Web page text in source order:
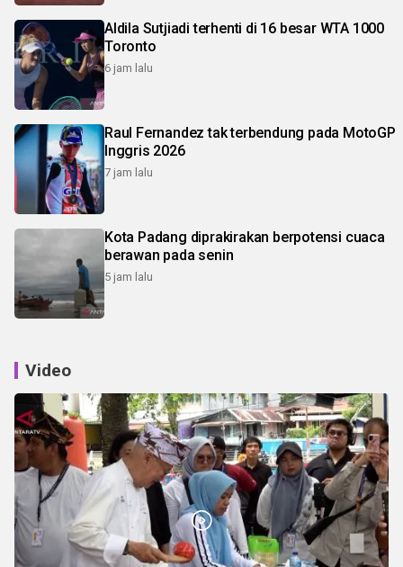
Aldila Sutjiadi terhenti di 16 besar WTA 1000
Toronto
6 jam lalu
Raul Fernandez tak terbendung pada MotoGP
Inggris 2026
7 jam lalu
Kota Padang diprakirakan berpotensi cuaca
berawan pada senin
5 jam lalu
Video